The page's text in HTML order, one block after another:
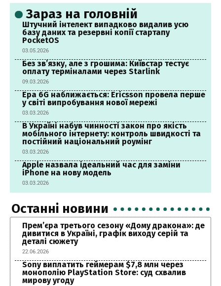
Зараз на головній
Штучний інтелект випадково видалив усю
базу даних та резервні копії стартапу
PocketOS
03.05.2026
Без зв’язку, але з грошима: Київстар тестує
оплату терміналами через Starlink
09.03.2026
Ера 6G наближається: Ericsson провела перше
у світі випробування нової мережі
03.03.2026
В Україні набув чинності закон про якість
мобільного інтернету: контроль швидкості та
постійний національний роумінг
03.03.2026
Apple назвала ідеальний час для заміни
iPhone на нову модель
03.03.2026
Останні новини
Прем’єра третього сезону «Дому дракона»: де
дивитися в Україні, графік виходу серій та
деталі сюжету
22.06.2026
Sony виплатить геймерам $7,8 млн через
монополію PlayStation Store: суд схвалив
мирову угоду